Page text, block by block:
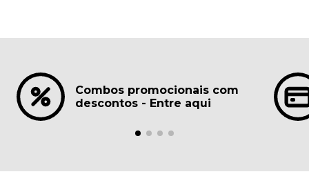
Combos promocionais com
descontos - Entre aqui